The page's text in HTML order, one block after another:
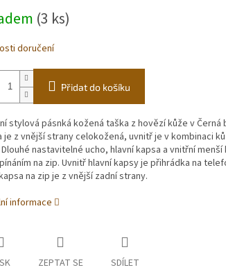
(3 ks)
doručení
Přidat do košíku
stylová pásnká kožená taška z hovězí kůže v Černá
je z vnější strany celokožená, uvnitř je v kombinaci
nastavitelné ucho, hlavní kapsa a vnitřní menší
na zip. Uvnitř hlavní kapsy je přihrádka na
na zip je z vnější zadní strany.
informace
ZEPTAT SE SDÍLET